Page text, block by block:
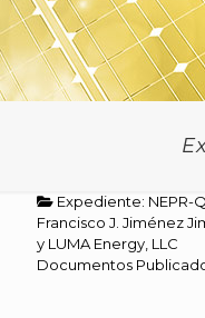
Expediente: NEPR-
Francisco J. Jiménez
y LUMA Energy, LLC
Documentos